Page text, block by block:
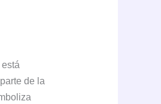
de la